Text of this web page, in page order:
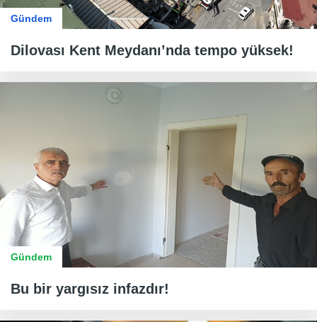
Gündem
Dilovası Kent Meydanı’nda tempo yüksek!
Gündem
Bu bir yargısız infazdır!